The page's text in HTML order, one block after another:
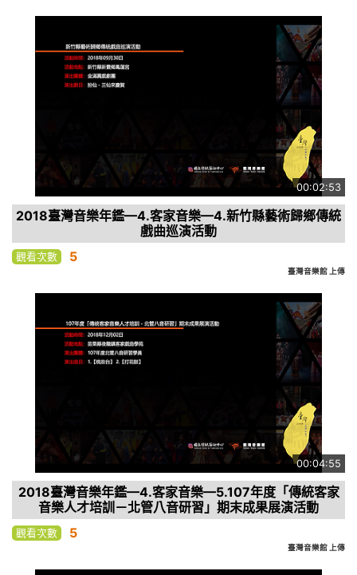
00:02:53
2018臺灣音樂年鑑—4.客家音樂—4.新竹縣藝術歸鄉傳統
戲曲巡演活動
觀看次數 5
臺灣音樂館 上傳
00:04:55
2018臺灣音樂年鑑—4.客家音樂—5.107年度「傳統客家
音樂人才培訓－北管八音研習」期末成果展演活動
觀看次數 5
臺灣音樂館 上傳